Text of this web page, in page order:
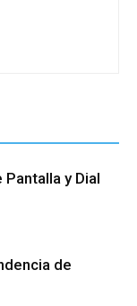
y Dial
de